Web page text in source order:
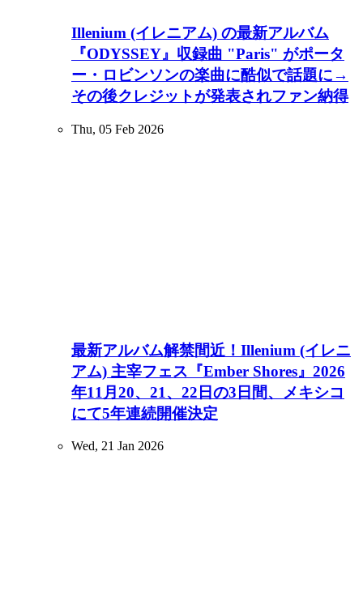
Illenium (イレニアム) の最新アルバム
『ODYSSEY』収録曲 "Paris" がポータ
ー・ロビンソンの楽曲に酷似で話題に→
その後クレジットが発表されファン納得
Thu, 05 Feb 2026
最新アルバム解禁間近！Illenium (イレニ
アム) 主宰フェス『Ember Shores』2026
年11月20、21、22日の3日間、メキシコ
にて5年連続開催決定
Wed, 21 Jan 2026